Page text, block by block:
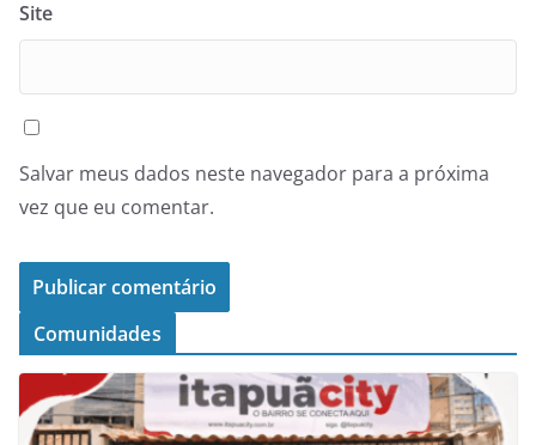
Site
Salvar meus dados neste navegador para a próxima
vez que eu comentar.
Comunidades